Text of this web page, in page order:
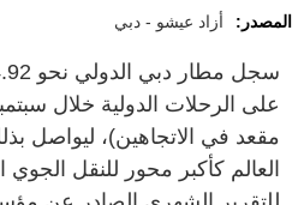
المصدر: أزاد عيشو - دبي
مقعد في الاتجاهين)، ليواصل
العالم كأكبر محور للنقل الجوي